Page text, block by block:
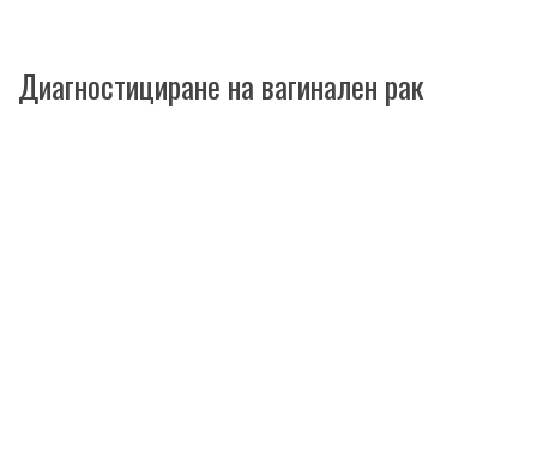
Диагностициране на вагинален рак